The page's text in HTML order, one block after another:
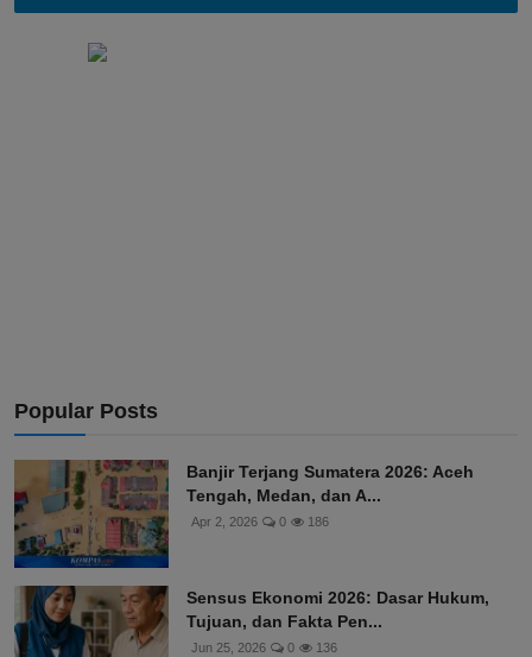
Popular Posts
Banjir Terjang Sumatera 2026: Aceh
Tengah, Medan, dan A...
Apr 2, 2026 0 186
Sensus Ekonomi 2026: Dasar Hukum,
Tujuan, dan Fakta Pen...
Jun 25, 2026 0 136